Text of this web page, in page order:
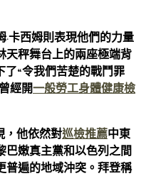
卡西姆則表現他們的力量
天秤舞台上的兩座極端背
“令我們苦楚的戰鬥罪
經開一般勞工身體健康檢
，他依然對巡檢推薦中東
巴嫩真主黨和以色列之間
普遍的地域沖突。拜登稱